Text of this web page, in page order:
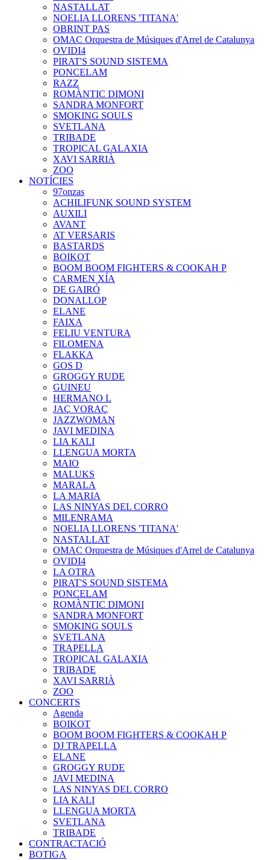
NASTALLAT
NOELIA LLORENS 'TITANA'
OBRINT PAS
OMAC Orquestra de Músiques d'Arrel de Catalunya
OVIDI4
PIRAT'S SOUND SISTEMA
PONCELAM
RAZZ
ROMÀNTIC DIMONI
SANDRA MONFORT
SMOKING SOULS
SVETLANA
TRIBADE
TROPICAL GALAXIA
XAVI SARRIÀ
ZOO
NOTÍCIES
97onzas
ACHILIFUNK SOUND SYSTEM
AUXILI
AVANT
AT VERSARIS
BASTARDS
BOIKOT
BOOM BOOM FIGHTERS & COOKAH P
CARMEN XÍA
DE GAIRÓ
DONALLOP
ELANE
FAIXA
FELIU VENTURA
FILOMENA
FLAKKA
GOS D
GROGGY RUDE
GUINEU
HERMANO L
JAÇ VORAÇ
JAZZWOMAN
JAVI MEDINA
LIA KALI
LLENGUA MORTA
MAIO
MALUKS
MARALA
LA MARIA
LAS NINYAS DEL CORRO
MILENRAMA
NOELIA LLORENS 'TITANA'
NASTALLAT
OMAC Orquestra de Músiques d'Arrel de Catalunya
OVIDI4
LA OTRA
PIRAT'S SOUND SISTEMA
PONCELAM
ROMÀNTIC DIMONI
SANDRA MONFORT
SMOKING SOULS
SVETLANA
TRAPELLA
TROPICAL GALAXIA
TRIBADE
XAVI SARRIÀ
ZOO
CONCERTS
Agenda
BOIKOT
BOOM BOOM FIGHTERS & COOKAH P
DJ TRAPELLA
ELANE
GROGGY RUDE
JAVI MEDINA
LAS NINYAS DEL CORRO
LIA KALI
LLENGUA MORTA
SVETLANA
TRIBADE
CONTRACTACIÓ
BOTIGA